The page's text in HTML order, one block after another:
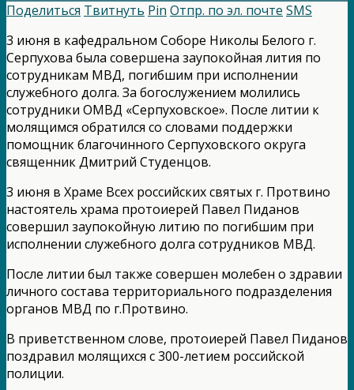
Поделиться Твитнуть Pin Отпр. по эл. почте SMS
3 июня в кафедральном Соборе Николы Белого г.
Серпухова была совершена заупокойная лития по
сотрудникам МВД, погибшим при исполнении
служебного долга. За богослужением молились
сотрудники ОМВД «Серпуховское». После литии к
молящимся обратился со словами поддержки
помощник благочинного Серпуховского округа
священник Дмитрий Студенцов.
3 июня в Храме Всех российских святых г. Протвино
настоятель храма протоиерей Павел Пиданов
совершил заупокойную литию по погибшим при
исполнении служебного долга сотрудников МВД.
После литии был также совершен молебен о здравии
личного состава территориального подразделения
органов МВД по г.Протвино.
В приветственном слове, протоиерей Павел Пиданов
поздравил молящихся с 300-летием российской
полиции.